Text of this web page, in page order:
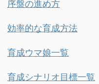
序盤の進め方
効率的な育成方法
育成ウマ娘一覧
育成シナリオ目標一覧